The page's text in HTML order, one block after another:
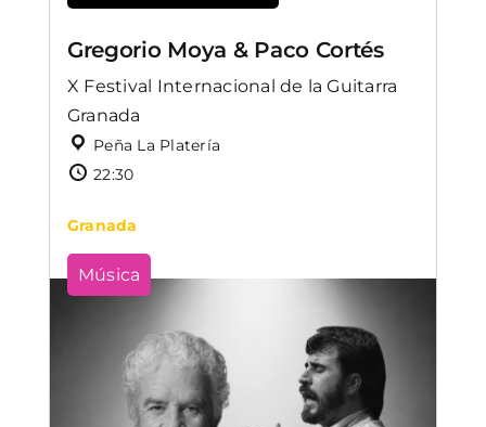
Gregorio Moya & Paco Cortés
X Festival Internacional de la Guitarra
Granada
Peña La Platería
22:30
Granada
Música